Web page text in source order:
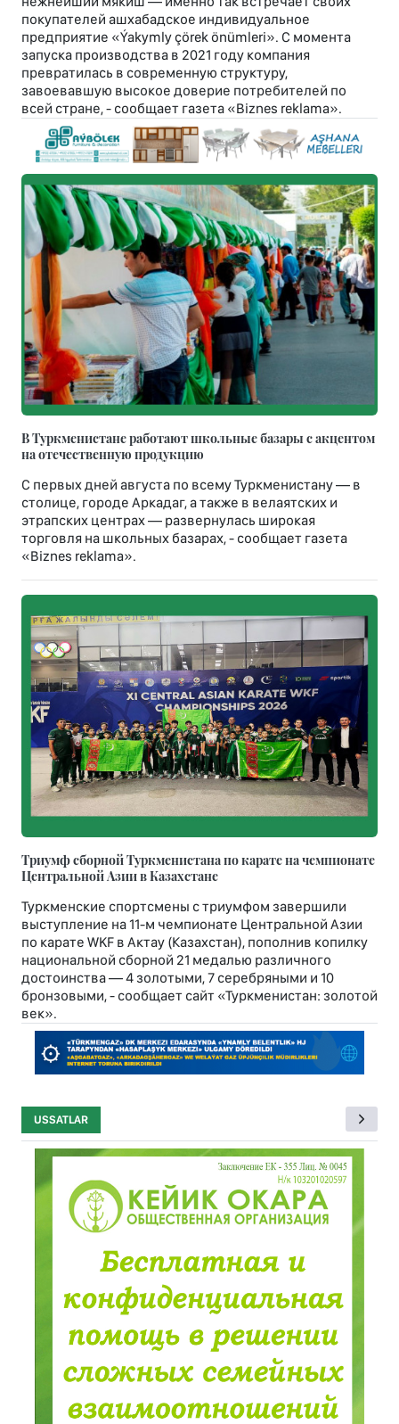
покупателей ашхабадское индивидуальное
предприятие «Ýakymly çörek önümleri». С момента
запуска производства в 2021 году компания
превратилась в современную структуру,
завоевавшую высокое доверие потребителей по
всей стране, - сообщает газета «Biznes reklama».
В Туркменистане работают школьные базары с акцентом
на отечественную продукцию
С первых дней августа по всему Туркменистану — в
столице, городе Аркадаг, а также в велаятских и
этрапских центрах — развернулась широкая
торговля на школьных базарах, - сообщает газета
«Biznes reklama».
Триумф сборной Туркменистана по карате на чемпионате
Центральной Азии в Казахстане
Туркменские спортсмены с триумфом завершили
выступление на 11-м чемпионате Центральной Азии
по карате WKF в Актау (Казахстан), пополнив копилку
национальной сборной 21 медалью различного
достоинства — 4 золотыми, 7 серебряными и 10
бронзовыми, - сообщает сайт «Туркменистан: золотой
век».
USSATLAR